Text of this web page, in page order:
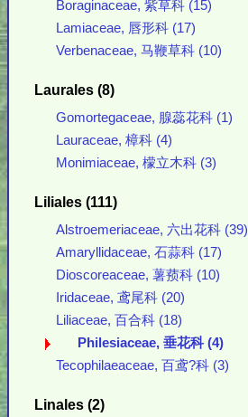
Boraginaceae, 紫草科 (15)
Lamiaceae, 唇形科 (17)
Verbenaceae, 马鞭草科 (10)
Laurales (8)
Gomortegaceae, 腺蕊花科 (1)
Lauraceae, 樟科 (4)
Monimiaceae, 檬立木科 (3)
Liliales (111)
Alstroemeriaceae, 六出花科 (39)
Amaryllidaceae, 石蒜科 (17)
Dioscoreaceae, 薯蓣科 (10)
Iridaceae, 鸢尾科 (20)
Liliaceae, 百合科 (18)
Philesiaceae, 垂花科 (4)
Tecophilaeaceae, 百鸢?科 (3)
Linales (2)